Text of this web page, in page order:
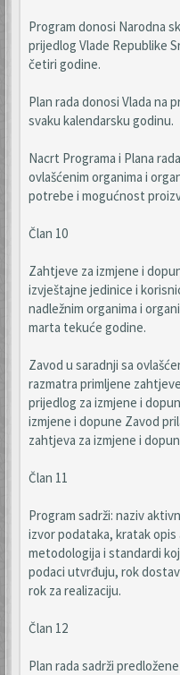
Program donosi Narodna
prijedlog Vlade Republike
četiri godine.
Plan rada donosi Vlada na
svaku kalendarsku godinu.
Nacrt Programa i Plana
ovlašćenim organima i
potrebe i mogućnost
Član 10
Zahtjeve za izmjene i
izvještajne jedinice i
nadležnim organima i
marta tekuće godine.
Zavod u saradnji sa
razmatra primljene
prijedlog za izmjene i
izmjene i dopune Zavod
zahtjeva za izmjene i
Član 11
Program sadrži: naziv
izvor podataka, kratak
metodologija i standardi
podaci utvrđuju, rok
rok za realizaciju.
Član 12
Plan rada sadrži